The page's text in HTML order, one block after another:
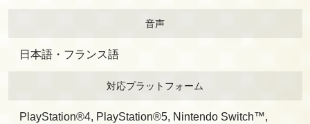
音声
日本語・フランス語
対応プラットフォーム
PlayStation®4, PlayStation®5, Nintendo Switch™,